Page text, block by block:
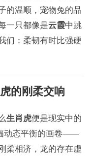
的温顺，宠物兔的品
一只都像是云霞中跳
们：柔韧有时比强硬
的刚柔交响
生肖虎便是现实中的
动态平衡的画卷——
柔相济，龙的存在虚